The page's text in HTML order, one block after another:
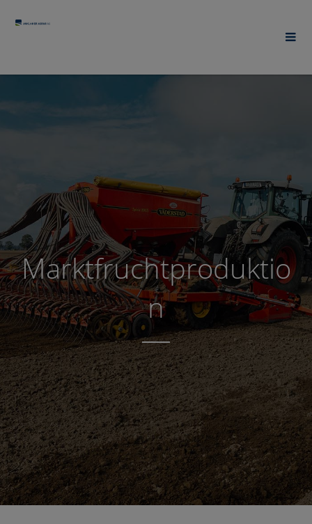
Marktfruchtproduktio
n